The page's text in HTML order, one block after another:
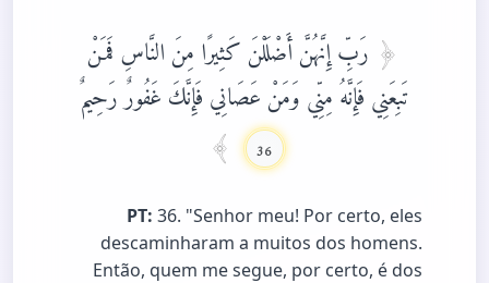
رَبِّ إِنَّهُنَّ أَضْلَلْنَ كَثِيرًا مِنَ النَّاسِ فَمَنْ
تَبِعَنِي فَإِنَّهُ مِنِّي وَمَنْ عَصَانِي فَإِنَّكَ غَفُورٌ رَحِيمٌ
36
PT: 36. "Senhor meu! Por certo, eles
descaminharam a muitos dos homens.
Então, quem me segue, por certo, é dos